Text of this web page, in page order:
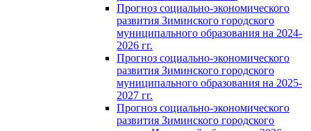
Прогноз социально-экономического
развития Зиминского городского
муниципального образования на 2024-
2026 гг.
Прогноз социально-экономического
развития Зиминского городского
муниципального образования на 2025-
2027 гг.
Прогноз социально-экономического
развития Зиминского городского